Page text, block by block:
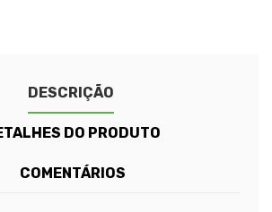
DESCRIÇÃO
DO PRODUTO
COMENTÁRIOS